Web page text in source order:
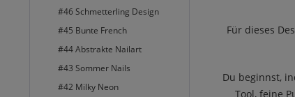
#46 Schmetterling Design
#45 Bunte French
#44 Abstrakte Nailart
#43 Sommer Nails
#42 Milky Neon
Für dieses
Du beginnst,
Tool, feine